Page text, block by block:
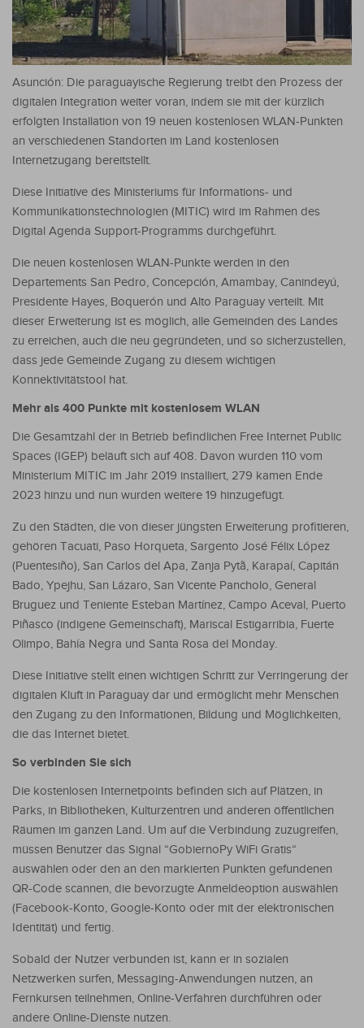
Asunción: Die paraguayische Regierung treibt den Prozess der
digitalen Integration weiter voran, indem sie mit der kürzlich
erfolgten Installation von 19 neuen kostenlosen WLAN-Punkten
an verschiedenen Standorten im Land kostenlosen
Internetzugang bereitstellt.
Diese Initiative des Ministeriums für Informations- und
Kommunikationstechnologien (MITIC) wird im Rahmen des
Digital Agenda Support-Programms durchgeführt.
Die neuen kostenlosen WLAN-Punkte werden in den
Departements San Pedro, Concepción, Amambay, Canindeyú,
Presidente Hayes, Boquerón und Alto Paraguay verteilt. Mit
dieser Erweiterung ist es möglich, alle Gemeinden des Landes
zu erreichen, auch die neu gegründeten, und so sicherzustellen,
dass jede Gemeinde Zugang zu diesem wichtigen
Konnektivitätstool hat.
Mehr als 400 Punkte mit kostenlosem WLAN
Die Gesamtzahl der in Betrieb befindlichen Free Internet Public
Spaces (IGEP) beläuft sich auf 408. Davon wurden 110 vom
Ministerium MITIC im Jahr 2019 installiert, 279 kamen Ende
2023 hinzu und nun wurden weitere 19 hinzugefügt.
Zu den Städten, die von dieser jüngsten Erweiterung profitieren,
gehören Tacuati, Paso Horqueta, Sargento José Félix López
(Puentesiño), San Carlos del Apa, Zanja Pytã, Karapaí, Capitán
Bado, Ypejhu, San Lázaro, San Vicente Pancholo, General
Bruguez und Teniente Esteban Martínez, Campo Aceval, Puerto
Piñasco (indigene Gemeinschaft), Mariscal Estigarribia, Fuerte
Olimpo, Bahía Negra und Santa Rosa del Monday.
Diese Initiative stellt einen wichtigen Schritt zur Verringerung der
digitalen Kluft in Paraguay dar und ermöglicht mehr Menschen
den Zugang zu den Informationen, Bildung und Möglichkeiten,
die das Internet bietet.
So verbinden Sie sich
Die kostenlosen Internetpoints befinden sich auf Plätzen, in
Parks, in Bibliotheken, Kulturzentren und anderen öffentlichen
Räumen im ganzen Land. Um auf die Verbindung zuzugreifen,
müssen Benutzer das Signal “GobiernoPy WiFi Gratis“
auswählen oder den an den markierten Punkten gefundenen
QR-Code scannen, die bevorzugte Anmeldeoption auswählen
(Facebook-Konto, Google-Konto oder mit der elektronischen
Identität) und fertig.
Sobald der Nutzer verbunden ist, kann er in sozialen
Netzwerken surfen, Messaging-Anwendungen nutzen, an
Fernkursen teilnehmen, Online-Verfahren durchführen oder
andere Online-Dienste nutzen.